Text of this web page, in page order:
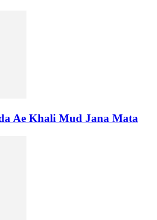
Ae Khali Mud Jana Mata